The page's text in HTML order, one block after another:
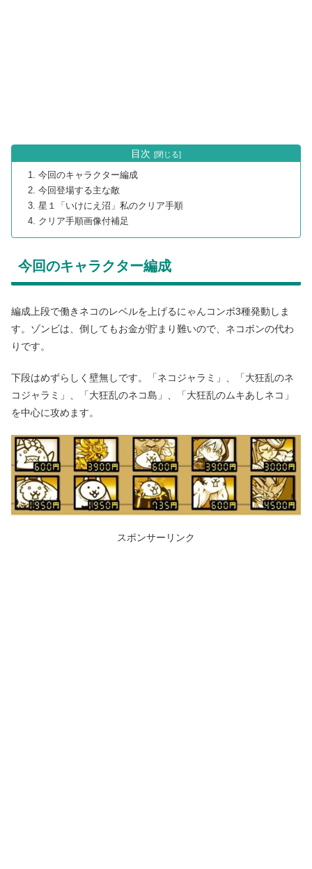
目次
今回のキャラクター編成
今回登場する主な敵
星１「いけにえ沼」私のクリア手順
クリア手順画像付補足
今回のキャラクター編成
編成上段で働きネコのレベルを上げるにゃんコンボ3種発動しま
す。ゾンビは、倒してもお金が貯まり難いので、ネコボンの代わ
りです。
下段はめずらしく壁無しです。「ネコジャラミ」、「大狂乱のネ
コジャラミ」、「大狂乱のネコ島」、「大狂乱のムキあしネコ」
を中心に攻めます。
スポンサーリンク